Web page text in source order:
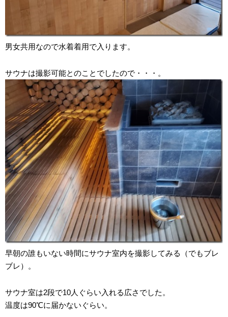
男女共用なので水着着用で入ります。
サウナは撮影可能とのことでしたので・・・。
早朝の誰もいない時間にサウナ室内を撮影してみる（でもブレ
ブレ）。
サウナ室は2段で10人ぐらい入れる広さでした。
温度は90℃に届かないぐらい。